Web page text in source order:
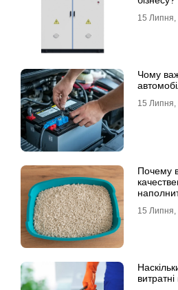
15 Липня,
Чому
15 Липня,
Почему
15 Липня,